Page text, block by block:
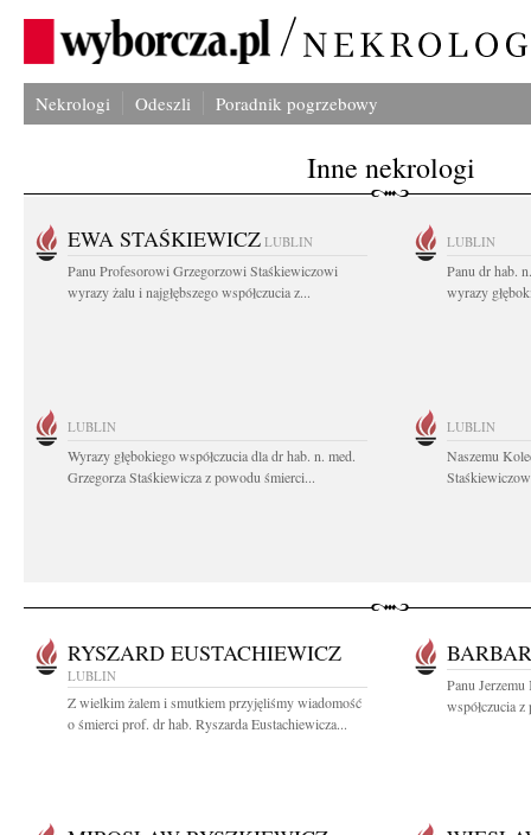
Nekrologi Odeszli Poradnik pogrzebowy
Inne nekrologi
EWA STAŚKIEWICZ LUBLIN
Panu Profesorowi Grzegorzowi Staśkiewiczowi
wyrazy żalu i najgłębszego współczucia z...
LUBLIN
Panu dr hab.
wyrazy
LUBLIN
Wyrazy głębokiego współczucia dla dr hab. n. med.
Grzegorza Staśkiewicza z powodu śmierci...
LUBLIN
Naszemu
RYSZARD EUSTACHIEWICZ
LUBLIN
Z wielkim żalem i smutkiem przyjęliśmy wiadomość
o śmierci prof. dr hab. Ryszarda Eustachiewicza...
Panu
współczucia